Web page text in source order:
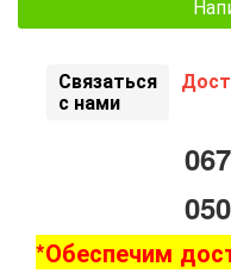
Связаться
с нами
*Обеспечим